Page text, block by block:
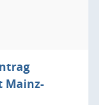
Mainz-